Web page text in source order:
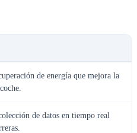
de energía que mejora la
de datos en tiempo real